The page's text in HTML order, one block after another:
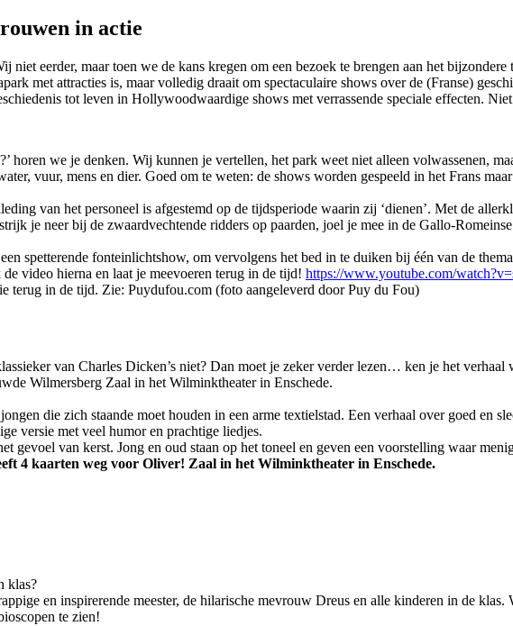
in actie
niet eerder, maar toen we de kans kregen om een bezoek te brengen aan het
met attracties is, maar volledig draait om spectaculaire shows over de (Franse)
tot leven in Hollywoodwaardige shows met verrassende speciale effecten.
horen we je denken. Wij kunnen je vertellen, het park weet niet alleen volwassenen,
vuur, mens en dier. Goed om te weten: de shows worden gespeeld in het Frans
van het personeel is afgestemd op de tijdsperiode waarin zij ‘dienen’. Met de
je neer bij de zwaardvechtende ridders op paarden, joel je mee in de Gallo-
spetterende fonteinlichtshow, om vervolgens het bed in te duiken bij één van de
video hierna en laat je meevoeren terug in de tijd! https://www.youtube.com/
terug in de tijd. Zie: Puydufou.com (foto aangeleverd door Puy du Fou)
van Charles Dicken’s niet? Dan moet je zeker verder lezen… ken je het
Wilmersberg Zaal in het Wilminktheater in Enschede.
die zich staande moet houden in een arme textielstad. Een verhaal over goed en
versie met veel humor en prachtige liedjes.
gevoel van kerst. Jong en oud staan op het toneel en geven een voorstelling waar
4 kaarten weg voor Oliver! Zaal in het Wilminktheater in Enschede.
klas?
en inspirerende meester, de hilarische mevrouw Dreus en alle kinderen in de
te zien!